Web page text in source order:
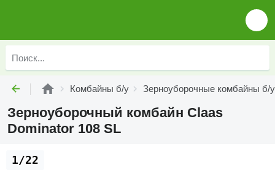
Комбайны б/у Зерноуборочные комбайны б/у
Зерноуборочный комбайн Claas
Dominator 108 SL
1/22